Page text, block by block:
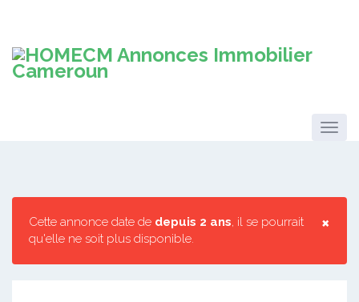
×
Cette annonce date de depuis 2 ans, il se pourrait
qu'elle ne soit plus disponible.